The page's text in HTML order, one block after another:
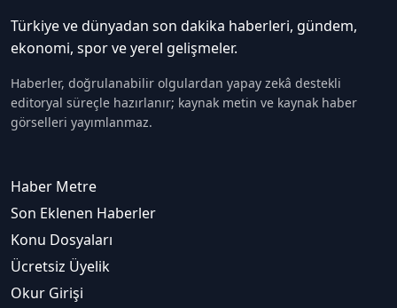
Türkiye ve dünyadan son dakika haberleri, gündem,
ekonomi, spor ve yerel gelişmeler.
Haberler, doğrulanabilir olgulardan yapay zekâ destekli
editoryal süreçle hazırlanır; kaynak metin ve kaynak haber
görselleri yayımlanmaz.
Haber Metre
Son Eklenen Haberler
Konu Dosyaları
Ücretsiz Üyelik
Okur Girişi